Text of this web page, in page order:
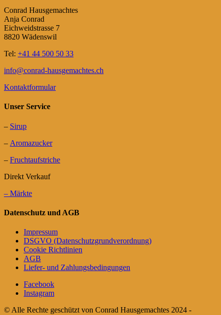
Conrad Hausgemachtes
Anja Conrad
Eichweidstrasse 7
8820 Wädenswil
Tel: +41 44 500 50 33
info@conrad-hausgemachtes.ch
Kontaktformular
Unser Service
– Sirup
– Aromazucker
– Fruchtaufstriche
Direkt Verkauf
– Märkte
Datenschutz und AGB
Impressum
DSGVO (Datenschutzgrundverordnung)
Cookie Richtlinien
AGB
Liefer- und Zahlungsbedingungen
Facebook
Instagram
© Alle Rechte geschützt von Conrad Hausgemachtes 2024 -